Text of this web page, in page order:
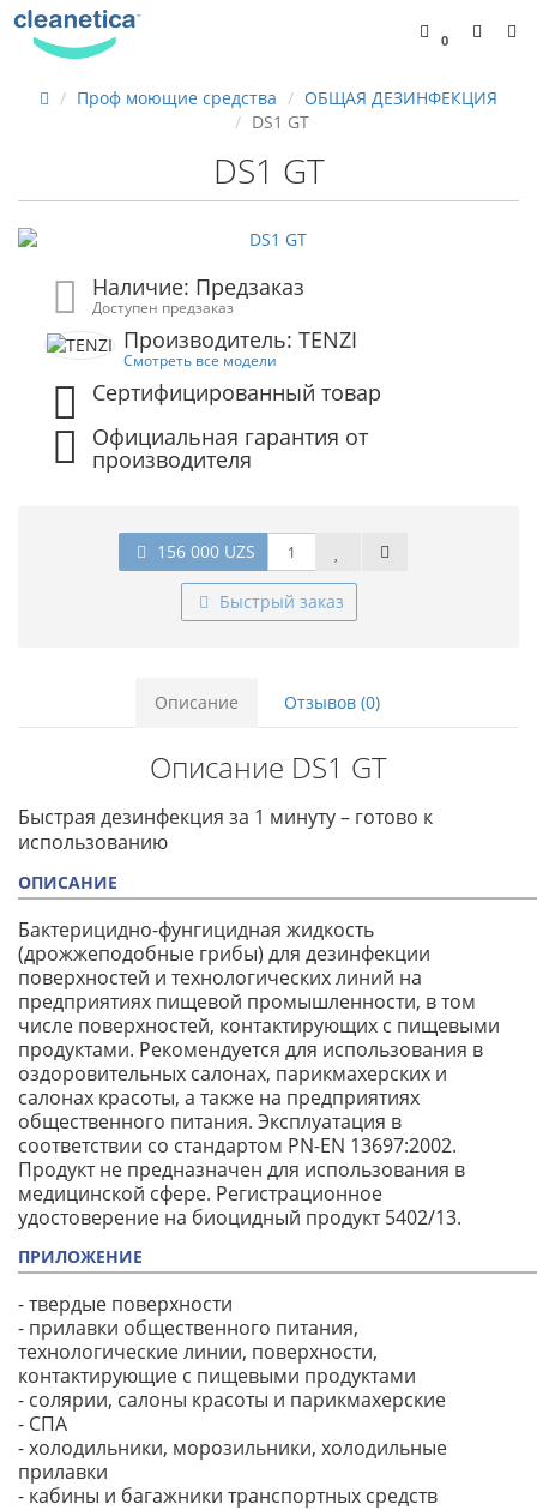
0
Проф моющие средства
ОБЩАЯ ДЕЗИНФЕКЦИЯ
DS1 GT
DS1 GT
Наличие: Предзаказ
Доступен предзаказ
Производитель: TENZI
Смотреть все модели
Сертифицированный товар
Официальная гарантия от
производителя
156 000 UZS
Быстрый заказ
Описание Отзывов (0)
Описание DS1 GT
Быстрая дезинфекция за 1 минуту – готово к
использованию
ОПИСАНИЕ
Бактерицидно-фунгицидная жидкость
(дрожжеподобные грибы) для дезинфекции
поверхностей и технологических линий на
предприятиях пищевой промышленности, в том
числе поверхностей, контактирующих с пищевыми
продуктами. Рекомендуется для использования в
оздоровительных салонах, парикмахерских и
салонах красоты, а также на предприятиях
общественного питания. Эксплуатация в
соответствии со стандартом PN-EN 13697:2002.
Продукт не предназначен для использования в
медицинской сфере. Регистрационное
удостоверение на биоцидный продукт 5402/13.
ПРИЛОЖЕНИЕ
- твердые поверхности
- прилавки общественного питания,
технологические линии, поверхности,
контактирующие с пищевыми продуктами
- солярии, салоны красоты и парикмахерские
- СПА
- холодильники, морозильники, холодильные
прилавки
- кабины и багажники транспортных средств